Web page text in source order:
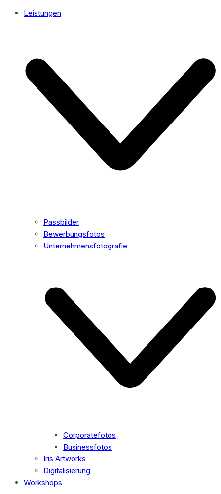
Leistungen
Passbilder
Bewerbungsfotos
Unternehmensfotografie
Corporatefotos
Businessfotos
Iris Artworks
Digitalisierung
Workshops